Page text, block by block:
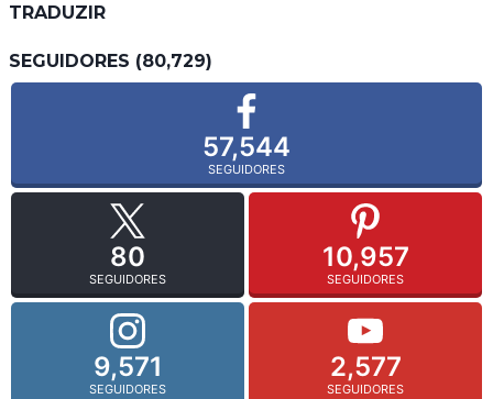
TRADUZIR
SEGUIDORES (80,729)
57,544
SEGUIDORES
80
SEGUIDORES
10,957
SEGUIDORES
9,571
SEGUIDORES
2,577
SEGUIDORES